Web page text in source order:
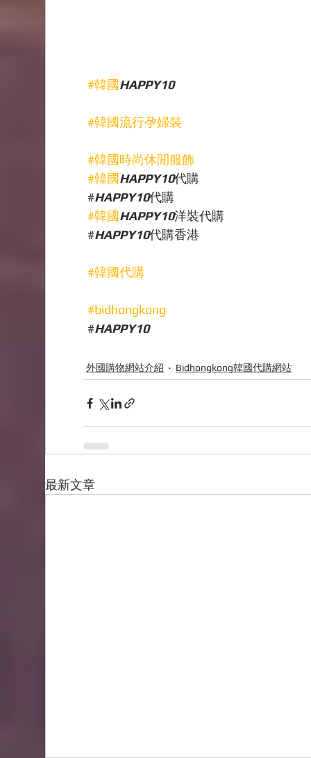
#韓國HAPPY10
#韓國流行孕婦裝
#韓國時尚休閒服飾
#韓國HAPPY10代購
#HAPPY10代購
#韓國HAPPY10洋裝代購
#HAPPY10代購香港
#韓國代購
#bidhongkong
#HAPPY10
外國購物網站介紹 Bidhongkong韓國代購網站
最新文章